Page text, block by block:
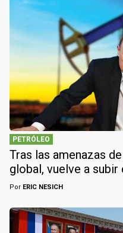
PETRÓLEO
Tras las amenazas
global, vuelve a
Por ERIC NESICH